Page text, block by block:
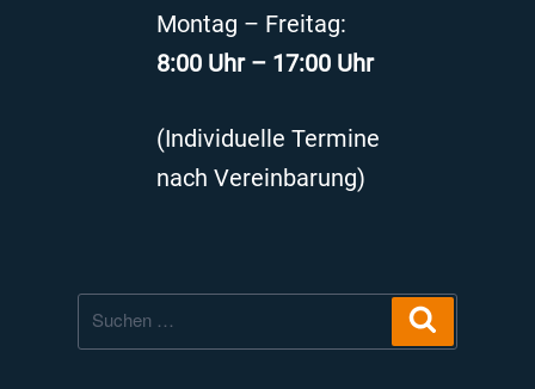
Montag – Freitag:
8:00 Uhr – 17:00 Uhr
(Individuelle Termine
nach Vereinbarung)
Suche
nach: